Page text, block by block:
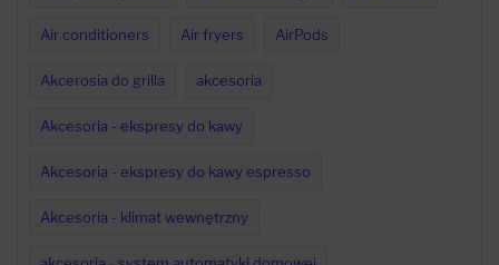
Air conditioners Air fryers AirPods
Akcerosia do grilla akcesoria
Akcesoria - ekspresy do kawy
Akcesoria - ekspresy do kawy espresso
Akcesoria - klimat wewnętrzny